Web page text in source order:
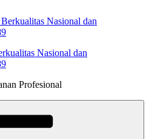
Nasional dan
Profesional